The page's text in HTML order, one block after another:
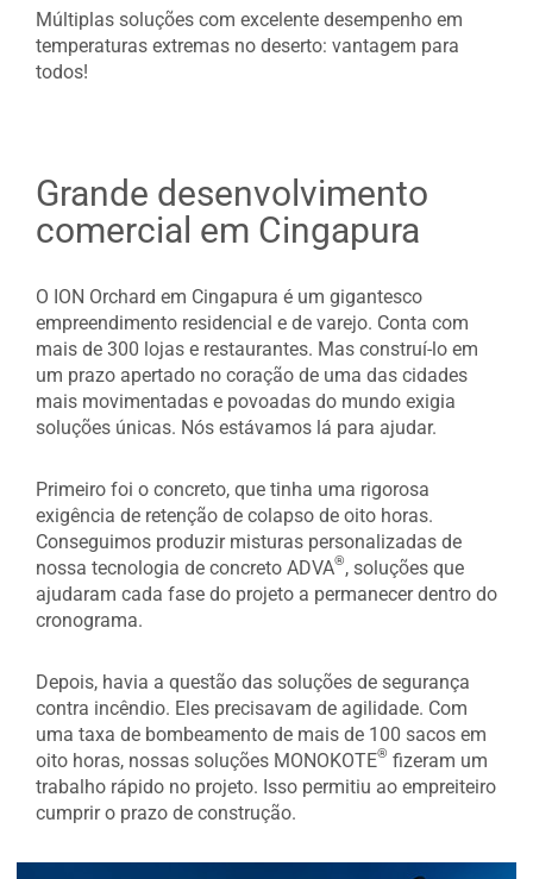
Múltiplas soluções com excelente desempenho em
temperaturas extremas no deserto: vantagem para
todos!
Grande desenvolvimento
comercial em Cingapura
O ION Orchard em Cingapura é um gigantesco
empreendimento residencial e de varejo. Conta com
mais de 300 lojas e restaurantes. Mas construí-lo em
um prazo apertado no coração de uma das cidades
mais movimentadas e povoadas do mundo exigia
soluções únicas. Nós estávamos lá para ajudar.
Primeiro foi o concreto, que tinha uma rigorosa
exigência de retenção de colapso de oito horas.
Conseguimos produzir misturas personalizadas de
nossa tecnologia de concreto ADVA®, soluções que
ajudaram cada fase do projeto a permanecer dentro do
cronograma.
Depois, havia a questão das soluções de segurança
contra incêndio. Eles precisavam de agilidade. Com
uma taxa de bombeamento de mais de 100 sacos em
oito horas, nossas soluções MONOKOTE® fizeram um
trabalho rápido no projeto. Isso permitiu ao empreiteiro
cumprir o prazo de construção.